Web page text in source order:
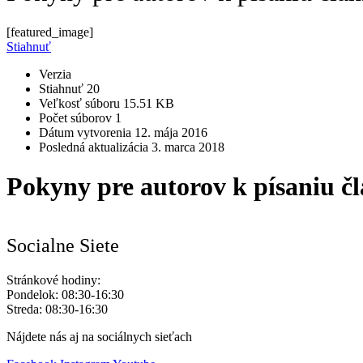
[featured_image]
Stiahnuť
Verzia
Stiahnuť 20
Veľkosť súboru 15.51 KB
Počet súborov 1
Dátum vytvorenia 12. mája 2016
Posledná aktualizácia 3. marca 2018
Pokyny pre autorov k písaniu
Socialne Siete
Stránkové hodiny:
Pondelok: 08:30-16:30
Streda: 08:30-16:30
Nájdete nás aj na sociálnych sieťach